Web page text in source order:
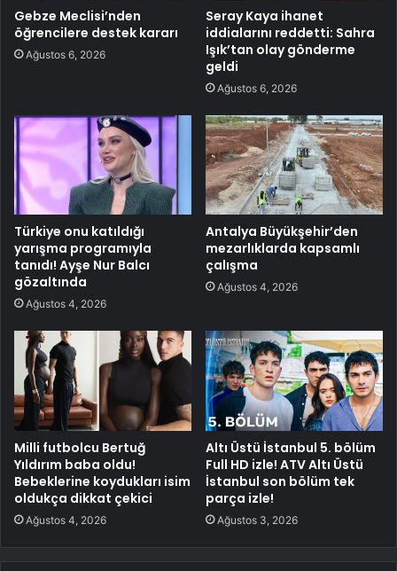
Gebze Meclisi’nden
öğrencilere destek kararı
Ağustos 6, 2026
Seray Kaya ihanet
iddialarını reddetti: Sahra
Işık’tan olay gönderme
geldi
Ağustos 6, 2026
Türkiye onu katıldığı
yarışma programıyla
tanıdı! Ayşe Nur Balcı
gözaltında
Ağustos 4, 2026
Antalya Büyükşehir’den
mezarlıklarda kapsamlı
çalışma
Ağustos 4, 2026
Milli futbolcu Bertuğ
Yıldırım baba oldu!
Bebeklerine koydukları isim
oldukça dikkat çekici
Ağustos 4, 2026
Altı Üstü İstanbul 5. bölüm
Full HD izle! ATV Altı Üstü
İstanbul son bölüm tek
parça izle!
Ağustos 3, 2026